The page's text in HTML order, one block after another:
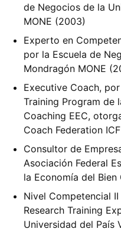
de Negocios de la
MONE (2003)
Experto en
por la Escuela de
Mondragón MONE
Executive Coach,
Training Program de
Coaching EEC,
Coach Federation
Consultor de
Asociación Federal
la Economía del Bien
Nivel Competencial
Research Training
Universidad del País